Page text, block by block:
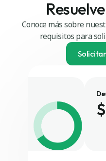
María López
Juan Gómez
Camila Cruz
Conoce más sobre
requisitos para